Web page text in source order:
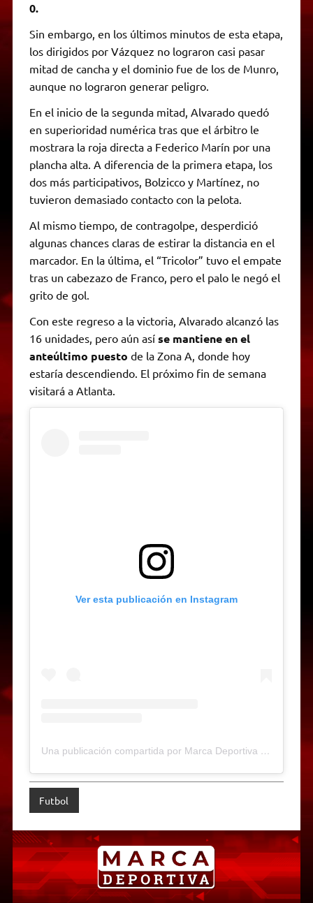
0.
Sin embargo, en los últimos minutos de esta etapa,
los dirigidos por Vázquez no lograron casi pasar
mitad de cancha y el dominio fue de los de Munro,
aunque no lograron generar peligro.
En el inicio de la segunda mitad, Alvarado quedó
en superioridad numérica tras que el árbitro le
mostrara la roja directa a Federico Marín por una
plancha alta. A diferencia de la primera etapa, los
dos más participativos, Bolzicco y Martínez, no
tuvieron demasiado contacto con la pelota.
Al mismo tiempo, de contragolpe, desperdició
algunas chances claras de estirar la distancia en el
marcador. En la última, el “Tricolor” tuvo el empate
tras un cabezazo de Franco, pero el palo le negó el
grito de gol.
Con este regreso a la victoria, Alvarado alcanzó las
16 unidades, pero aún así se mantiene en el
anteúltimo puesto de la Zona A, donde hoy
estaría descendiendo. El próximo fin de semana
visitará a Atlanta.
Ver esta publicación en Instagram
Una publicación compartida por Marca Deportiva Web-Radio (@marcadeportiva)
Futbol